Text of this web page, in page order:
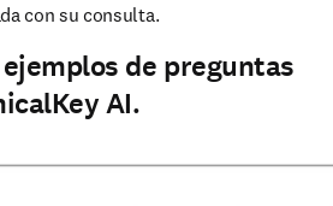
con su consulta.
de preguntas
AI.